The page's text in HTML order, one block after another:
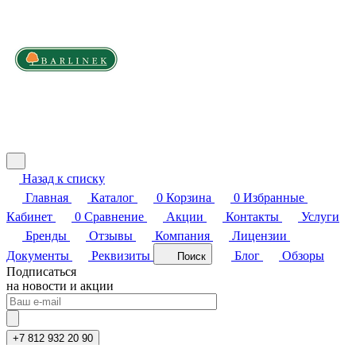
Назад к списку
Главная
Каталог 0 Корзина 0 Избранные
Кабинет
0 Сравнение Акции Контакты
Услуги
Бренды
Отзывы Компания
Лицензии
Документы
Реквизиты Поиск Блог
Обзоры
Подписаться
на новости и акции
+7 812 932 20 90